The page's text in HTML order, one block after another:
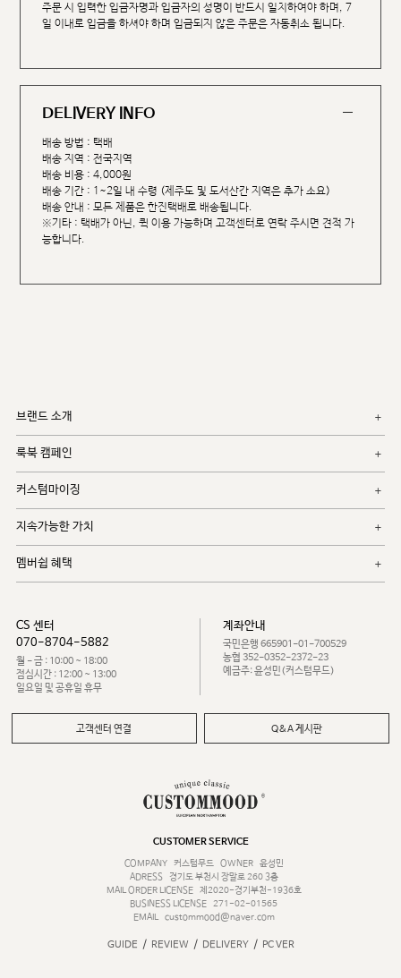
주문 시 입력한 입금자명과 입금자의 성명이 반드시 일치하여야 하며, 7
일 이내로 입금을 하셔야 하며 입금되지 않은 주문은 자동취소 됩니다.
DELIVERY INFO
배송 방법 : 택배
배송 지역 : 전국지역
배송 비용 : 4,000원
배송 기간 : 1~2일 내 수령 (제주도 및 도서산간 지역은 추가 소요)
배송 안내 : 모든 제품은 한진택배로 배송됩니다.
※기타 : 택배가 아닌, 퀵 이용 가능하며 고객센터로 연락 주시면 견적 가
능합니다.
브랜드 소개
룩북 캠페인
커스텀마이징
지속가능한 가치
멤버쉽 혜택
CS 센터
070-8704-5882
월 - 금 : 10:00 ~ 18:00
점심시간 : 12:00 ~ 13:00
일요일 및 공휴일 휴무
계좌안내
국민은행 665901-01-700529
농협 352-0352-2372-23
예금주: 윤성민(커스텀무드)
고객센터 연결 Q&A 게시판
CUSTOMER SERVICE
COMPANY
커스텀무드 OWNER
윤성민
ADRESS
경기도 부천시 장말로 260 3층
MAIL ORDER LICENSE
제2020-경기부천-1936호
BUSINESS LICENSE 271-02-01565
EMAIL
custommood@naver.com
GUIDE / REVIEW / DELIVERY / PC VER